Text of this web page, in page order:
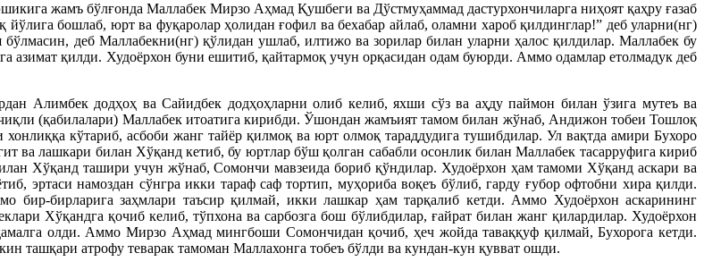
жамъ бўлғонда Маллабек Мирзо Аҳмад Қушбеги ва Дўстмуҳаммад дастурхончиларга ниҳоят қаҳру ғазаб
бошлаб, юрт ва фуқаролар ҳолидан ғофил ва бехабар айлаб, оламни хароб қилдинглар!” деб уларни(нг)
деб Маллабекни(нг) қўлидан ушлаб, илтижо ва зорилар билан уларни ҳалос қилдилар. Маллабек бу
азимат қилди. Худоёрхон буни ешитиб, қайтармоқ учун орқасидан одам буюрди. Аммо одамлар етолмадук деб
Алимбек додҳоҳ ва Сайидбек додҳоҳларни олиб келиб, яхши сўз ва аҳду паймон билан ўзига мутеъ ва
(қабилалари) Маллабек итоатига кирибди. Ўшондан жамъият тамом билан жўнаб, Андижон тобеи Тошлоқ
кўтариб, асбоби жанг тайёр қилмоқ ва юрт олмоқ тараддудига тушибдилар. Ул вақтда амири Бухоро
лашкари билан Хўқанд кетиб, бу юртлар бўш қолган сабабли осонлик билан Маллабек тасарруфига кириб
Хўқанд ташири учун жўнаб, Сомончи мавзеида бориб қўндилар. Худоёрхон ҳам тамоми Хўқанд аскари ва
эртаси намоздан сўнгра икки тараф саф тортип, муҳориба воқеъ бўлиб, гарду ғубор офтобни хира қилди.
бир-бирларига заҳмлари таъсир қилмай, икки лашкар ҳам тарқалиб кетди. Аммо Худоёрхон аскарининг
Хўқандга қочиб келиб, тўпхона ва сарбозга бош бўлибдилар, ғайрат билан жанг қилардилар. Худоёрхон
олди. Аммо Мирзо Аҳмад мингбоши Сомончидан қочиб, ҳеч жойда таваққуф қилмай, Бухорога кетди.
ташқари атрофу теварак тамоман Маллахонга тобеъ бўлди ва кундан-кун қувват ошди.